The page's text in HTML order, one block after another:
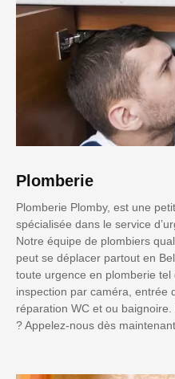
Plomberie
Plomberie Plomby, est une
spécialisée dans le service
Notre équipe de plombiers
peut se déplacer partout en
toute urgence en plomberie tel
inspection par caméra, entrée
réparation WC et ou
? Appelez-nous dès